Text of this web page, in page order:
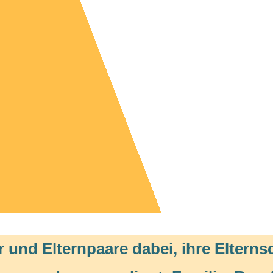
und Elternpaare dabei, ihre